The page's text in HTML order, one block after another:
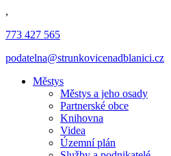
,
773 427 565
podatelna@strunkovicenadblanici.cz
Městys
Městys a jeho osady
Partnerské obce
Knihovna
Videa
Územní plán